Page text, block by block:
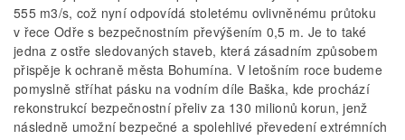
555 m3/s, což nyní odpovídá stoletému ovlivněnému průtoku
v řece Odře s bezpečnostním převýšením 0,5 m. Je to také
jedna z ostře sledovaných staveb, která zásadním způsobem
přispěje k ochraně města Bohumína. V letošním roce budeme
pomyslně stříhat pásku na vodním díle Baška, kde prochází
rekonstrukcí bezpečnostní přeliv za 130 milionů korun, jenž
následně umožní bezpečné a spolehlivé převedení extrémních